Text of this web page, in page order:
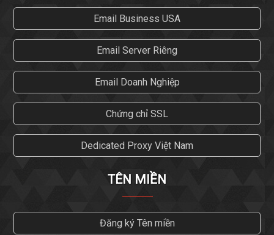
Email Business USA
Email Server Riêng
Email Doanh Nghiệp
Chứng chỉ SSL
Dedicated Proxy Việt Nam
TÊN MIỀN
Đăng ký Tên miền